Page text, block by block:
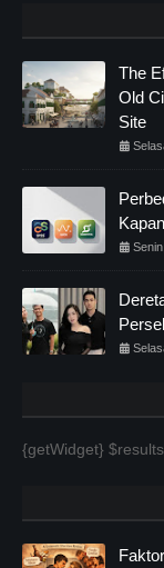
The
Old
Site
{getWidget}